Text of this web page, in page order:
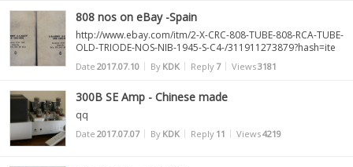
808 nos on eBay -Spain
http://www.ebay.com/itm/2-X-CRC-808-TUBE-808-RCA-TUBE-
OLD-TRIODE-NOS-NIB-1945-S-C4-/311911273879?hash=ite
m489f5c5597:g:sb0AAOSwTf9ZXoGy NOS 가 확실한 것 같습니
다
Date 2017.07.10 By KDK Reply 7 Views3181
300B SE Amp - Chinese made
qq
Date 2017.07.07 By KDK Reply 11 Views4219